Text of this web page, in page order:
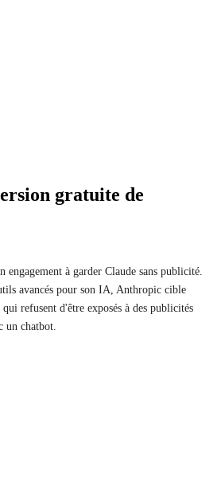
gratuite de
engagement à garder Claude sans publicité.
avancés pour son IA, Anthropic cible
refusent d'être exposés à des publicités
un chatbot.